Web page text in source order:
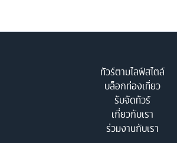
ทัวร์ตามไลฟ์สไตล์
บล็อกท่องเที่ยว
รับจัดทัวร์
เกี่ยวกับเรา
ร่วมงานกับเรา